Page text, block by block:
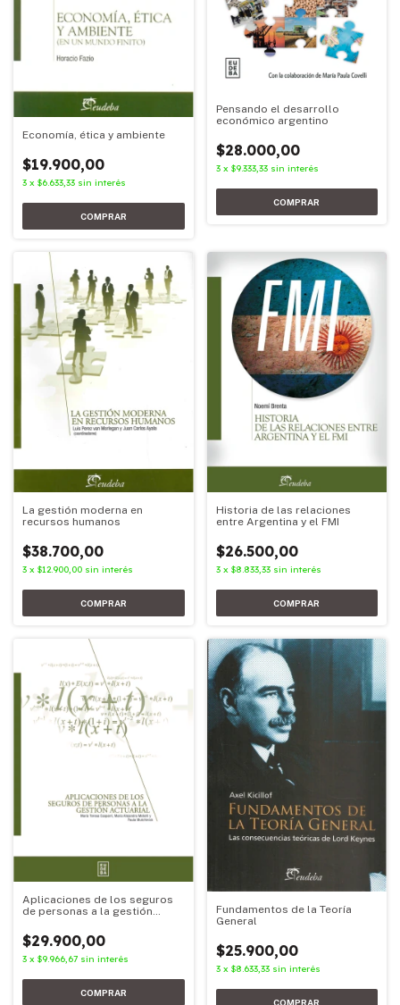
Economía, ética y ambiente
$19.900,00
3 x $6.633,33 sin interés
Pensando el desarrollo
económico argentino
$28.000,00
3 x $9.333,33 sin interés
La gestión moderna en
recursos humanos
$38.700,00
3 x $12.900,00 sin interés
Historia de las relaciones
entre Argentina y el FMI
$26.500,00
3 x $8.833,33 sin interés
Aplicaciones de los seguros
de personas a la gestión
$29.900,00
3 x $9.966,67 sin interés
Fundamentos de la Teoría
General
$25.900,00
3 x $8.633,33 sin interés